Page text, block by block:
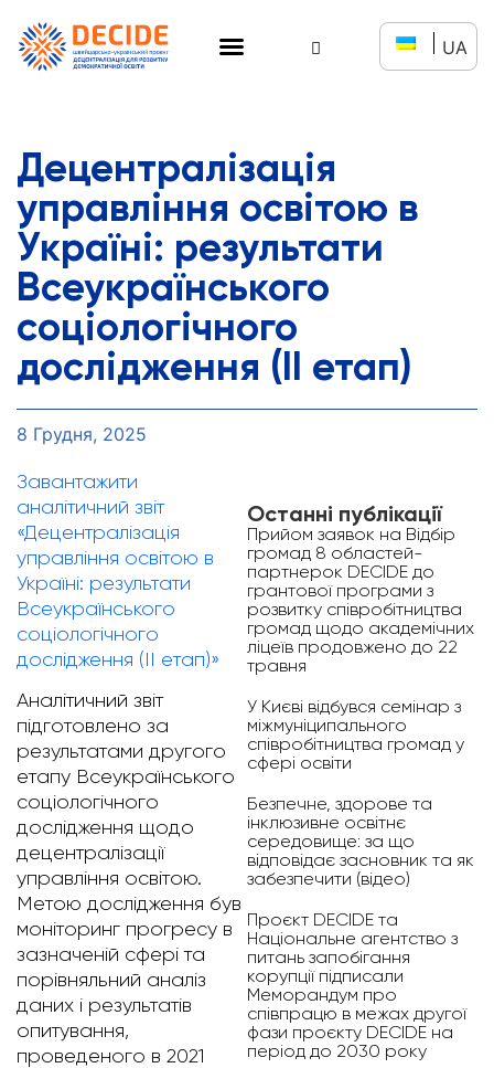
UA
Децентралізація
управління освітою в
Україні: результати
Всеукраїнського
соціологічного
дослідження (ІІ етап)
8 Грудня, 2025
Завантажити
аналітичний звіт
«Децентралізація
управління освітою в
Україні: результати
Всеукраїнського
соціологічного
дослідження (ІІ етап)»
Аналітичний звіт
підготовлено за
результатами другого
етапу Всеукраїнського
соціологічного
дослідження щодо
децентралізації
управління освітою.
Метою дослідження був
моніторинг прогресу в
зазначеній сфері та
порівняльний аналіз
даних і результатів
опитування,
проведеного в 2021
Останні публікації
Прийом заявок на Відбір
громад 8 областей-
партнерок DECIDE до
грантової програми з
розвитку співробітництва
громад щодо академічних
ліцеїв продовжено до 22
травня
У Києві відбувся семінар з
міжмуніципального
співробітництва громад у
сфері освіти
Безпечне, здорове та
інклюзивне освітнє
середовище: за що
відповідає засновник та як
забезпечити (відео)
Проєкт DECIDE та
Національне агентство з
питань запобігання
корупції підписали
Меморандум про
співпрацю в межах другої
фази проєкту DECIDE на
період до 2030 року